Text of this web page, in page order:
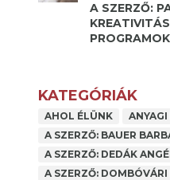
A SZERZŐ:
KREATIVITÁS
PROGRAMOK
KATEGÓRIÁK
AHOL ÉLÜNK
A SZERZŐ: BAUER
A SZERZŐ: DEDÁK
A SZERZŐ: DOMBÓVÁRI